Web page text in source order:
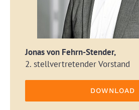
Jonas von Fehrn-Stender,
2. stellvertretender Vorstand
DOWNLOAD